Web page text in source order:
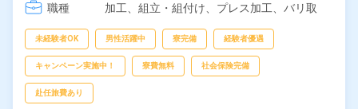
職種
加工、 組立・組付け、 プレス加工、 バリ取
未経験者OK 男性活躍中 寮完備 経験者優遇
キャンペーン実施中！ 寮費無料 社会保険完備
赴任旅費あり